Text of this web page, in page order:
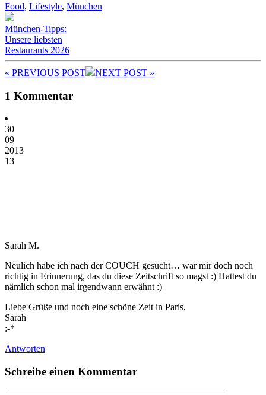
Food, Lifestyle, München
München-Tipps:
Unsere liebsten
Restaurants 2026
« PREVIOUS POST NEXT POST »
1 Kommentar
30
09
2013
13
Sarah M.
Neulich habe ich nach der COUCH gesucht… war mir doch noch
richtig in Erinnerung, das du diese Zeitschrift so magst :) Hattest du
nämlich schon mal irgendwann erwähnt :)
Liebe Grüße und noch eine schöne Zeit in Paris,
Sarah
:-*
Antworten
Schreibe einen Kommentar